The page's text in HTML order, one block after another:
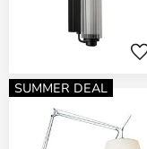
SUMMER DEAL